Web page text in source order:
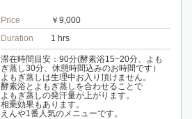
Price
￥9,000
Duration
1 hrs
滞在時間目安：90分(酵素浴15~20分、よも
ぎ蒸し30分、休憩時間込みのお時間です）
よもぎ蒸しは生理中お入り頂けません。
酵素浴とよもぎ蒸しを合わせることで
よもぎ蒸しの発汗量が上がります。
相乗効果もあります。
えんや1番人気のメニューです。